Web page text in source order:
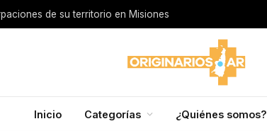
de su territorio en Misiones
Inicio Categorías ¿Quiénes somos?